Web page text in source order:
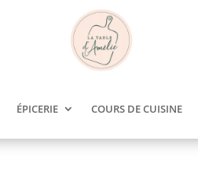
ÉPICERIE COURS DE CUISINE